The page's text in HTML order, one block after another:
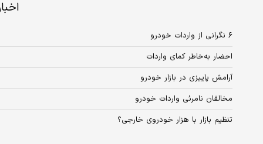
۶ نگرانی از واردات خودرو
احضار به‌خاطر کمای واردات
آرامش پاییزی در بازار خودرو
مخالفان نامرئی واردات خودرو
تنظیم بازار با هزار خودروی خارجی؟